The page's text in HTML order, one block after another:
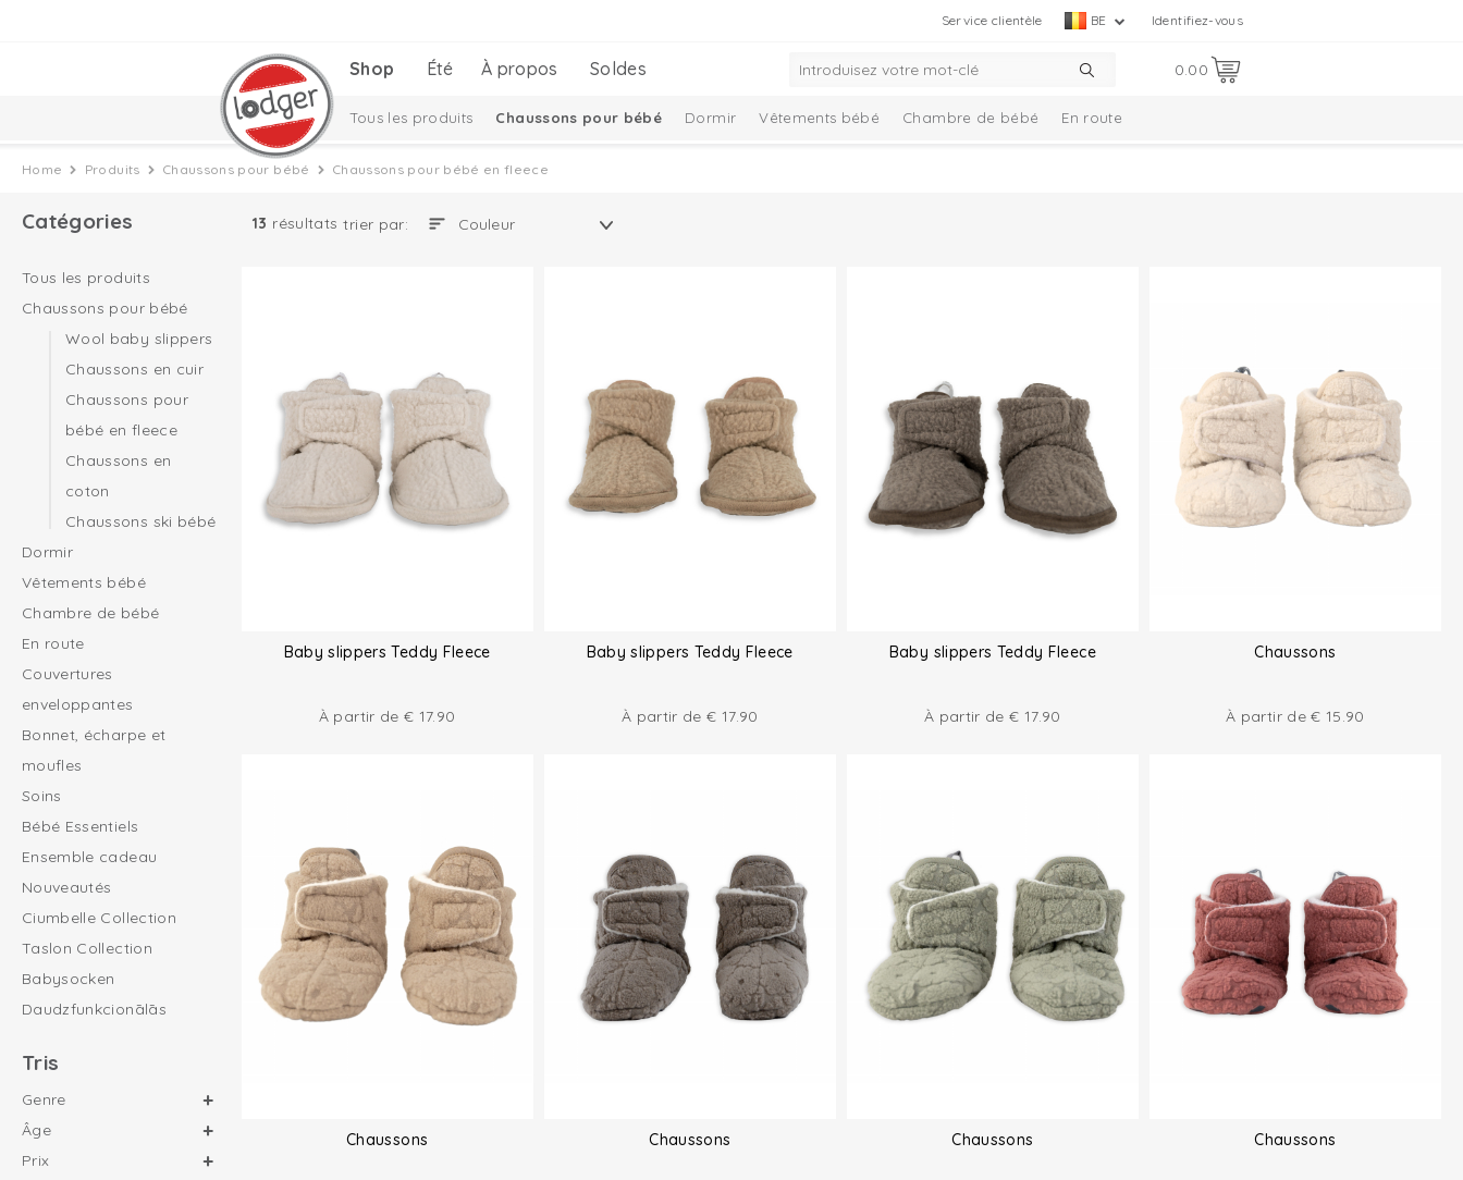
Identifiez-vous
BE
Service clientèle
0.00
Shop Été À propos Soldes
Tous les produits Chaussons pour bébé Dormir Vêtements bébé Chambre de bébé En route
Couvertures enveloppantes
Home Produits Chaussons pour bébé Chaussons pour bébé en fleece
Catégories
Tous les produits
Chaussons pour bébé
Wool baby slippers
Chaussons en cuir
Chaussons pour
bébé en fleece
Chaussons en
coton
Chaussons ski bébé
Dormir
Vêtements bébé
Chambre de bébé
En route
Couvertures
enveloppantes
Bonnet, écharpe et
moufles
Soins
Bébé Essentiels
Ensemble cadeau
Nouveautés
Ciumbelle Collection
Taslon Collection
Babysocken
Daudzfunkcionālās
Tris
Genre
Âge
Prix
13 résultats trier par:
Baby slippers Teddy Fleece
À partir de € 17.90
Baby slippers Teddy Fleece
À partir de€ 17.90
Baby slippers Teddy Fleece
À partir de€ 17.90
Chaussons
À partir de€ 15.90
Chaussons Chaussons Chaussons Chaussons